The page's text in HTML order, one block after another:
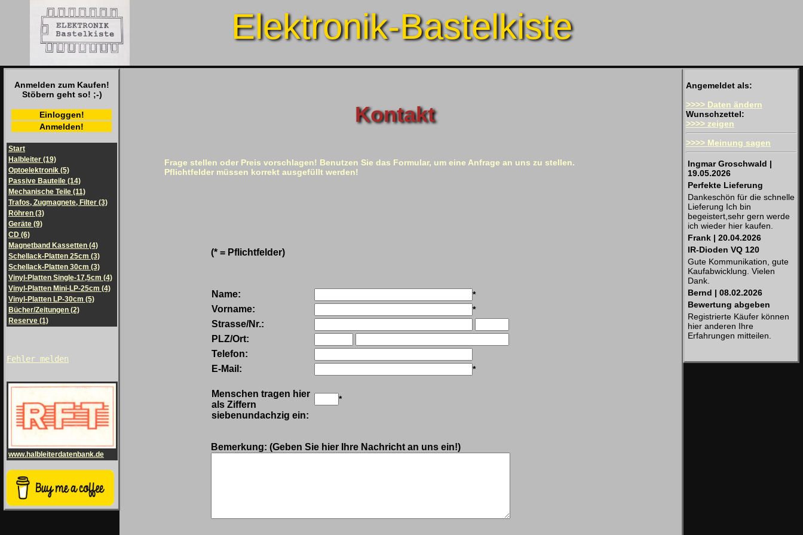
Elektronik-Bastelkiste
Anmelden zum Kaufen!
Stöbern geht so! ;-)
Einloggen!
Anmelden!
Start
Halbleiter (19)
Optoelektronik (5)
Passive Bauteile (14)
Mechanische Teile (11)
Trafos, Zugmagnete, Filter (3)
Röhren (3)
Geräte (9)
CD (6)
Magnetband Kassetten (4)
Schellack-Platten 25cm (3)
Schellack-Platten 30cm (3)
Vinyl-Platten Single-17,5cm (4)
Vinyl-Platten Mini-LP-25cm (4)
Vinyl-Platten LP-30cm (5)
Bücher/Zeitungen (2)
Reserve (1)
Fehler melden
www.halbleiterdatenbank.de
Angemeldet als:
>>>> Daten ändern
Wunschzettel:
>>>> zeigen
>>>> Meinung sagen
Ingmar Groschwald |
19.05.2026
Perfekte Lieferung
Dankeschön für die schnelle
Lieferung Ich bin
begeistert,sehr gern werde
ich wieder hier kaufen.
Frank | 20.04.2026
IR-Dioden VQ 120
Gute Kommunikation, gute
Kaufabwicklung. Vielen
Dank.
Bernd | 08.02.2026
Bewertung abgeben
Registrierte Käufer können
hier anderen Ihre
Erfahrungen mitteilen.
Kontakt
Frage stellen oder Preis vorschlagen! Benutzen Sie das Formular, um eine Anfrage an uns zu stellen.
Pflichtfelder müssen korrekt ausgefüllt werden!
(* = Pflichtfelder)
Name: *
Vorname: *
Strasse/Nr.:
PLZ/Ort:
Telefon:
E-Mail:
*
Menschen tragen hier
als Ziffern
siebenundachzig ein:
*
Bemerkung: (Geben Sie hier Ihre Nachricht an uns ein!)